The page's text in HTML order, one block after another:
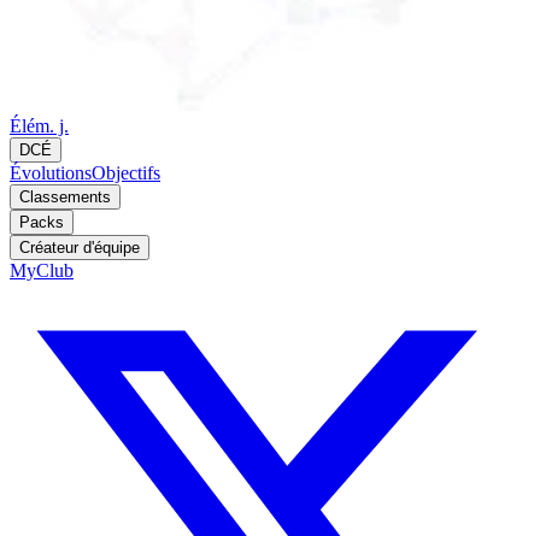
Élém. j.
DCÉ
ÉvolutionsObjectifs
Classements
Packs
Créateur d'équipe
MyClub